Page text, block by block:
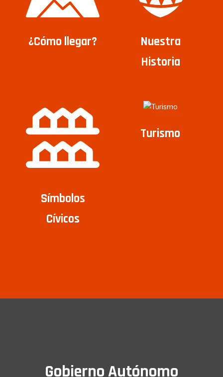
¿Cómo llegar?
Nuestra
Historia
Símbolos
Cívicos
Turismo
Gobierno Autónomo